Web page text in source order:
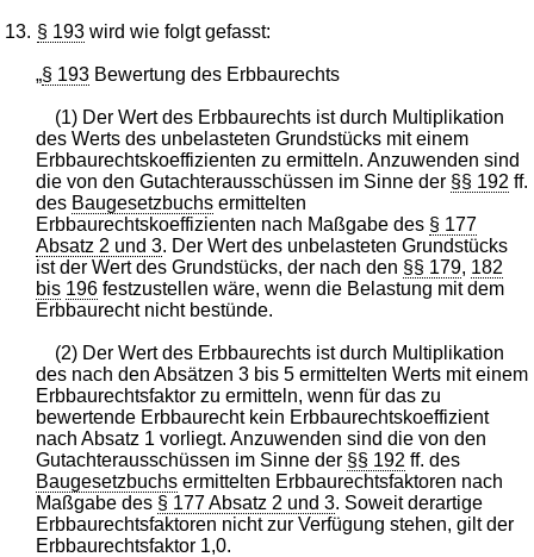
13. § 193 wird wie folgt gefasst:
„§ 193 Bewertung des Erbbaurechts
(1) Der Wert des Erbbaurechts ist durch Multiplikation
des Werts des unbelasteten Grundstücks mit einem
Erbbaurechtskoeffizienten zu ermitteln. Anzuwenden sind
die von den Gutachterausschüssen im Sinne der §§ 192 ff.
des Baugesetzbuchs ermittelten
Erbbaurechtskoeffizienten nach Maßgabe des § 177
Absatz 2 und 3. Der Wert des unbelasteten Grundstücks
ist der Wert des Grundstücks, der nach den §§ 179, 182
bis 196 festzustellen wäre, wenn die Belastung mit dem
Erbbaurecht nicht bestünde.
(2) Der Wert des Erbbaurechts ist durch Multiplikation
des nach den Absätzen 3 bis 5 ermittelten Werts mit einem
Erbbaurechtsfaktor zu ermitteln, wenn für das zu
bewertende Erbbaurecht kein Erbbaurechtskoeffizient
nach Absatz 1 vorliegt. Anzuwenden sind die von den
Gutachterausschüssen im Sinne der §§ 192 ff. des
Baugesetzbuchs ermittelten Erbbaurechtsfaktoren nach
Maßgabe des § 177 Absatz 2 und 3. Soweit derartige
Erbbaurechtsfaktoren nicht zur Verfügung stehen, gilt der
Erbbaurechtsfaktor 1,0.